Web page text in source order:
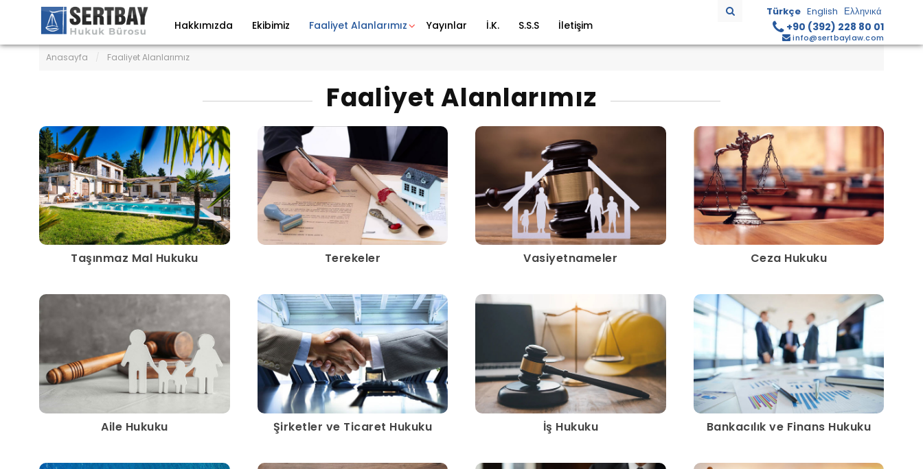
Türkçe English Ελληνικά
+90 (392) 228 80 01
info@sertbaylaw.com
Hakkımızda Ekibimiz Faaliyet Alanlarımız Yayınlar İ.K. S.S.S İletişim
Anasayfa / Faaliyet Alanlarımız
Faaliyet Alanlarımız
Taşınmaz Mal Hukuku Terekeler Vasiyetnameler Ceza Hukuku
Aile Hukuku Şirketler ve Ticaret Hukuku İş Hukuku Bankacılık ve Finans Hukuku